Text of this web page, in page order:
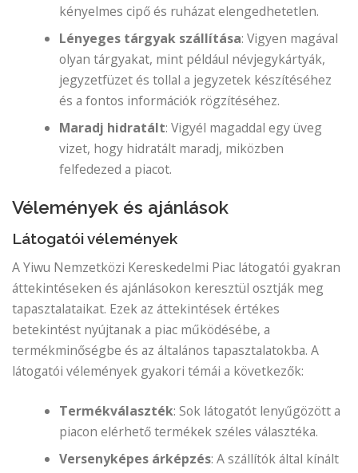
kényelmes cipő és ruházat elengedhetetlen.
Lényeges tárgyak szállítása: Vigyen magával
olyan tárgyakat, mint például névjegykártyák,
jegyzetfüzet és tollal a jegyzetek készítéséhez
és a fontos információk rögzítéséhez.
Maradj hidratált: Vigyél magaddal egy üveg
vizet, hogy hidratált maradj, miközben
felfedezed a piacot.
Vélemények és ajánlások
Látogatói vélemények
A Yiwu Nemzetközi Kereskedelmi Piac látogatói gyakran
áttekintéseken és ajánlásokon keresztül osztják meg
tapasztalataikat. Ezek az áttekintések értékes
betekintést nyújtanak a piac működésébe, a
termékminőségbe és az általános tapasztalatokba. A
látogatói vélemények gyakori témái a következők:
Termékválaszték: Sok látogatót lenyűgözött a
piacon elérhető termékek széles választéka.
Versenyképes árképzés: A szállítók által kínált